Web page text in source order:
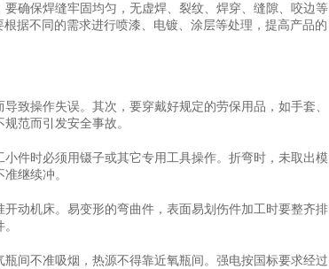
确保焊缝牢固均匀，无虚焊、裂纹、焊穿、缝隙、咬边等
据不同的需求进行喷漆、电镀、涂层等处理，提高产品的
致操作失误。其次，要穿戴好规定的劳保用品，如手套、
范而引发安全事故。
件时必须用镊子或其它专用工具操作。折弯时，未取出模
继续冲。
动机床。易变形的弯曲件，表面易划伤件加工时要整齐排
间不准吸烟，热源不得靠近氧瓶间。强电按国标要求经过